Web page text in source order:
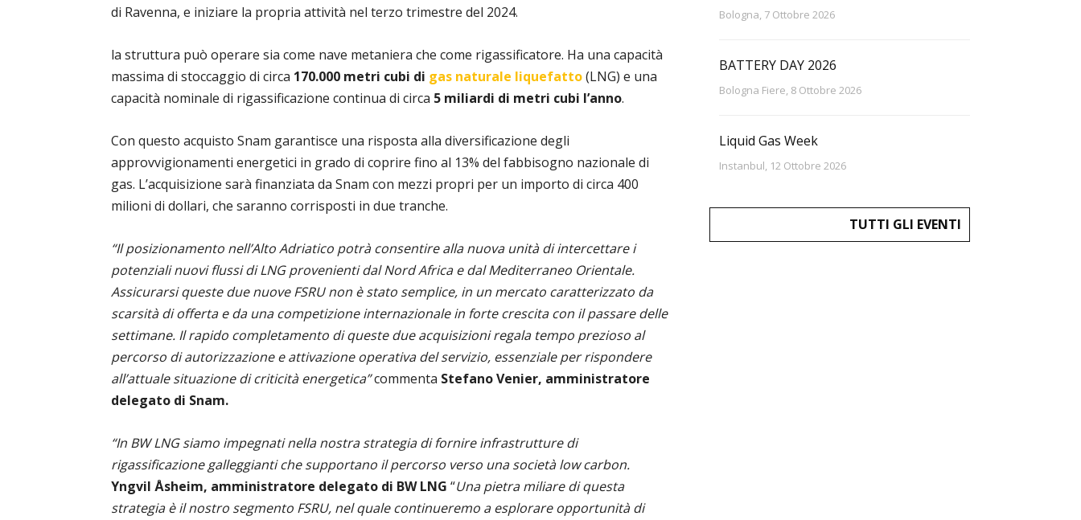
di Ravenna, e iniziare la propria attività nel terzo trimestre del 2024.
la struttura può operare sia come nave metaniera che come rigassificatore. Ha una capacità
massima di stoccaggio di circa 170.000 metri cubi di gas naturale liquefatto(LNG) e una
capacità nominale di rigassificazione continua di circa 5 miliardi di metri cubi l’anno.
Con questo acquisto Snam garantisce una risposta alla diversificazione degli
approvvigionamenti energetici in grado di coprire fino al 13% del fabbisogno nazionale di
gas. L’acquisizione sarà finanziata da Snam con mezzi propri per un importo di circa 400
milioni di dollari, che saranno corrisposti in due tranche.
“Il posizionamento nell’Alto Adriatico potrà consentire alla nuova unità di intercettare i
potenziali nuovi flussi di LNG provenienti dal Nord Africa e dal Mediterraneo Orientale.
Assicurarsi queste due nuove FSRU non è stato semplice, in un mercato caratterizzato da
scarsità di offerta e da una competizione internazionale in forte crescita con il passare delle
settimane. Il rapido completamento di queste due acquisizioni regala tempo prezioso al
percorso di autorizzazione e attivazione operativa del servizio, essenziale per rispondere
all’attuale situazione di criticità energetica”commenta Stefano Venier, amministratore
delegato di Snam.
“In BW LNG siamo impegnati nella nostra strategia di fornire infrastrutture di
rigassificazione galleggianti che supportano il percorso verso una società low carbon.
Yngvil Åsheim, amministratore delegato di BW LNG “Una pietra miliare di questa
strategia è il nostro segmento FSRU, nel quale continueremo a esplorare opportunità di
Bologna, 7 Ottobre 2026
BATTERY DAY 2026
Bologna Fiere, 8 Ottobre 2026
Liquid Gas Week
Instanbul, 12 Ottobre 2026
TUTTI GLI EVENTI